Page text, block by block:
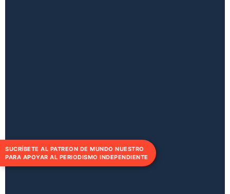
SUCRÍBETE AL PATREON DE MUNDO NUESTRO
PARA APOYAR AL PERIODISMO INDEPENDIENTE